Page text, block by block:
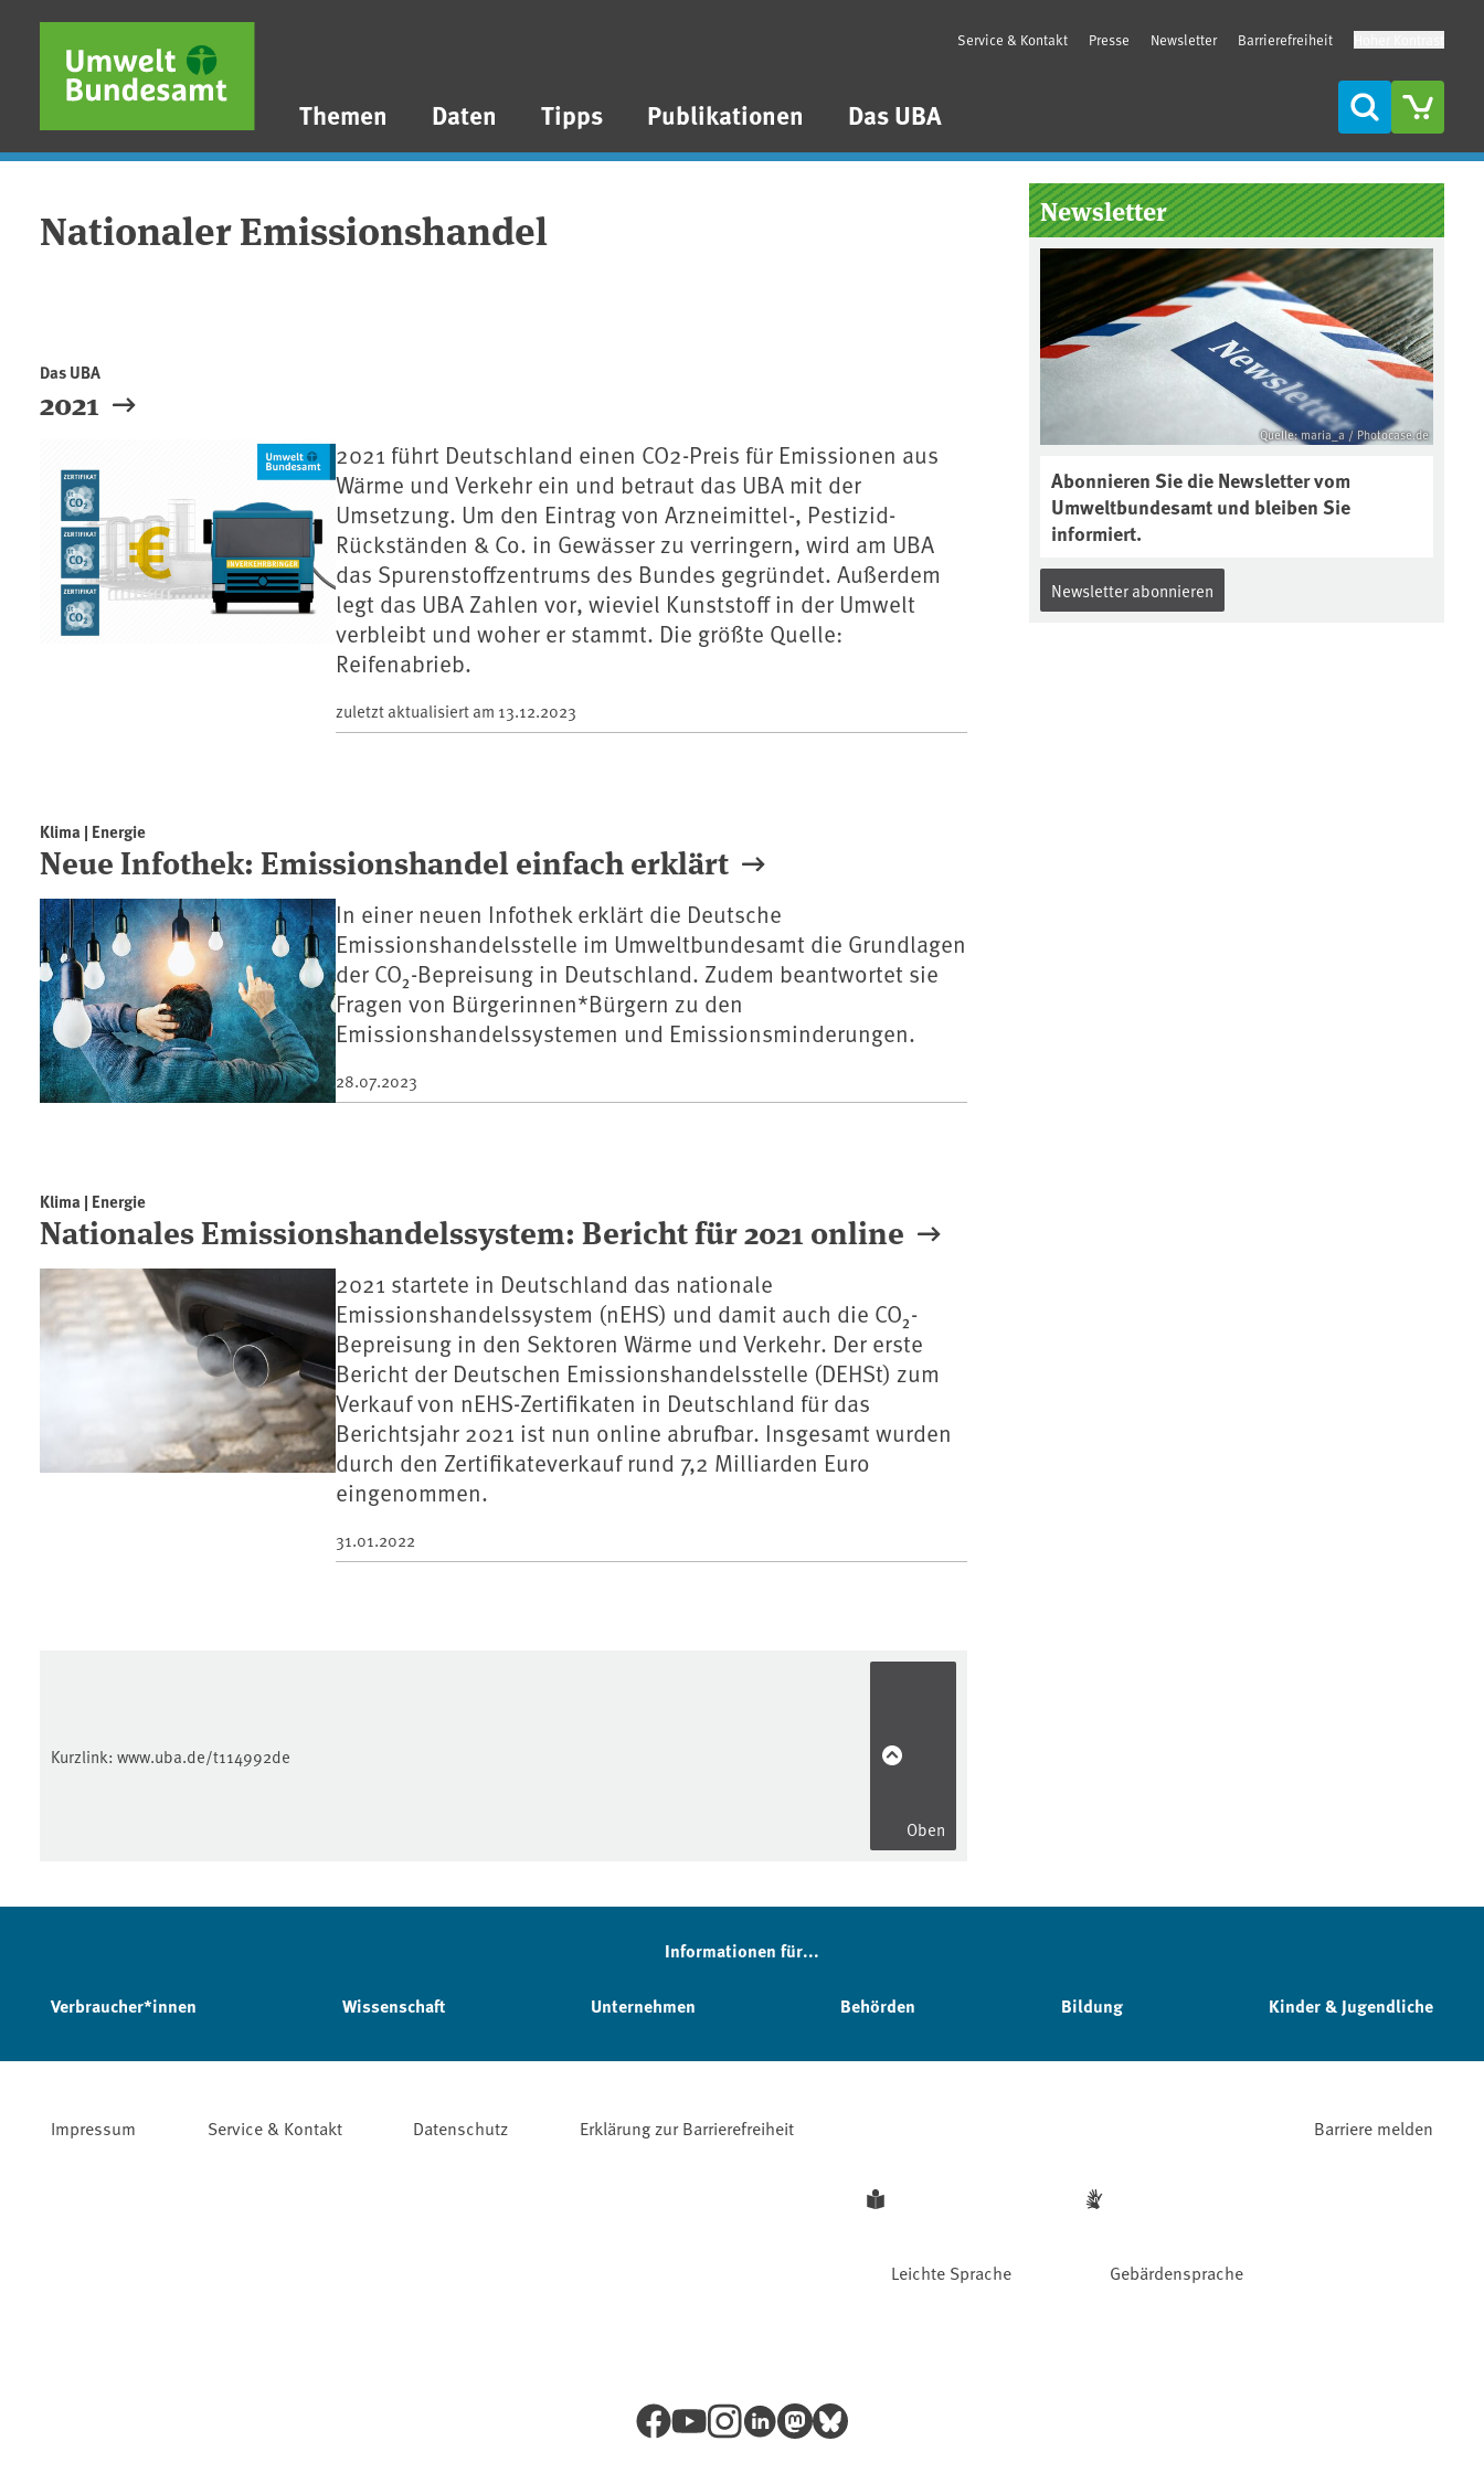
Direkt zum Inhalt
Direkt zum Hauptmenü
Direkt zur Fußzeile
Themen Daten Tipps Publikationen Das UBA
Service & Kontakt Presse Newsletter Barrierefreiheit
Suche
Nationaler Emissionshandel
Das UBA
2021
2021 führt Deutschland einen CO2-Preis für Emissionen aus
Wärme und Verkehr ein und betraut das UBA mit der
Umsetzung. Um den Eintrag von Arzneimittel-, Pestizid-
Rückständen & Co. in Gewässer zu verringern, wird am UBA
das Spurenstoffzentrums des Bundes gegründet. Außerdem
legt das UBA Zahlen vor, wieviel Kunststoff in der Umwelt
verbleibt und woher er stammt. Die größte Quelle:
Reifenabrieb.
zuletzt aktualisiert am 13.12.2023
Klima | Energie
Neue Infothek: Emissionshandel einfach erklärt
In einer neuen Infothek erklärt die Deutsche
Emissionshandelsstelle im Umweltbundesamt die Grundlagen
der CO₂-Bepreisung in Deutschland. Zudem beantwortet sie
Fragen von Bürgerinnen*Bürgern zu den
Emissionshandelssystemen und Emissionsminderungen.
28.07.2023
Klima | Energie
Nationales Emissionshandelssystem: Bericht für 2021 online
2021 startete in Deutschland das nationale
Emissionshandelssystem (nEHS) und damit auch die CO₂-
Bepreisung in den Sektoren Wärme und Verkehr. Der erste
Bericht der Deutschen Emissionshandelsstelle (DEHSt) zum
Verkauf von nEHS-Zertifikaten in Deutschland für das
Berichtsjahr 2021 ist nun online abrufbar. Insgesamt wurden
durch den Zertifikateverkauf rund 7,2 Milliarden Euro
eingenommen.
31.01.2022
Kurzlink: www.uba.de/t114992de
Oben
Seitenleiste
Newsletter
Quelle: maria_a / Photocase.de
Abonnieren Sie die Newsletter vom
Umweltbundesamt und bleiben Sie
informiert.
Newsletter abonnieren
Informationen für...
Verbraucher*innen Wissenschaft Unternehmen Behörden Bildung Kinder & Jugendliche
Impressum Service & Kontakt Datenschutz Erklärung zur Barrierefreiheit
Leichte Sprache Gebärdensprache
Barriere melden